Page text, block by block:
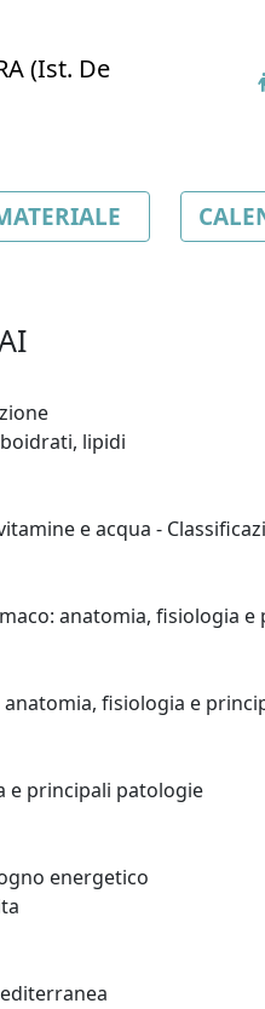
(Ist. De
lipidi
e acqua -
anatomia, fisiologia
fisiologia e
e principali patologie
energetico